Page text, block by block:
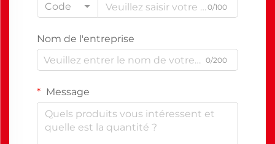
Code
0/100
Nom de l'entreprise
0/200
Message